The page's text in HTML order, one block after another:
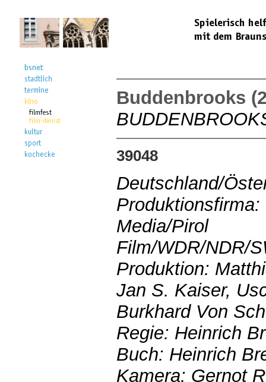
Buddenbrooks
39048
Deutschland/
Media/Pirol
Film/WDR/NDR/
Produktion:
Jan S. Kaiser,
Burkhard Von
Regie: Heinrich
Buch: Heinrich
Kamera: Gernot